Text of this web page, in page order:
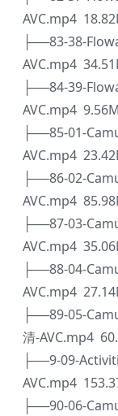
AVC.mp4
├──83-38-
AVC.mp4
├──84-39-
AVC.mp4 9.56M
├──85-01-
AVC.mp4
├──86-02-
AVC.mp4
├──87-03-
AVC.mp4
├──88-04-
AVC.mp4
├──89-05-
清-AVC.mp4
├──9-09-
AVC.mp4
├──90-06-